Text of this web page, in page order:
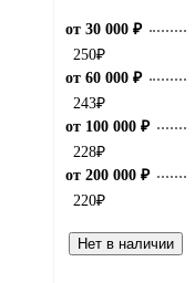
от 30 000 ₽
250₽
от 60 000 ₽
243₽
от 100 000 ₽
228₽
от 200 000 ₽
220₽
Нет в наличии